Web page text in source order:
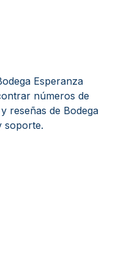
Esperanza
números de
reseñas de Bodega
soporte.